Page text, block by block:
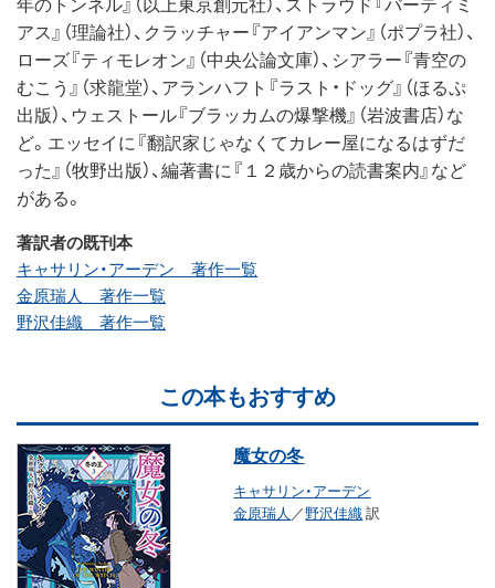
アス』（理論社）、クラッチャー『アイアンマン』（ポプラ社）、
ローズ『ティモレオン』（中央公論文庫）、シアラー『青空の
むこう』（求龍堂）、アランハフト『ラスト・ドッグ』（ほるぷ
出版）、ウェストール『ブラッカムの爆撃機』（岩波書店）な
ど。エッセイに『翻訳家じゃなくてカレー屋になるはずだ
った』（牧野出版）、編著書に『１２歳からの読書案内』など
がある。
著訳者の既刊本
キャサリン・アーデン 著作一覧
金原瑞人 著作一覧
野沢佳織 著作一覧
この本もおすすめ
魔女の冬
キャサリン・アーデン
金原瑞人 ／野沢佳織訳